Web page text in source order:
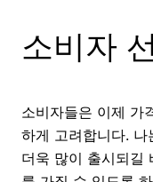
소비자
소비자들은 이제 가
하게 고려합니다.
더욱 많이 출시되길